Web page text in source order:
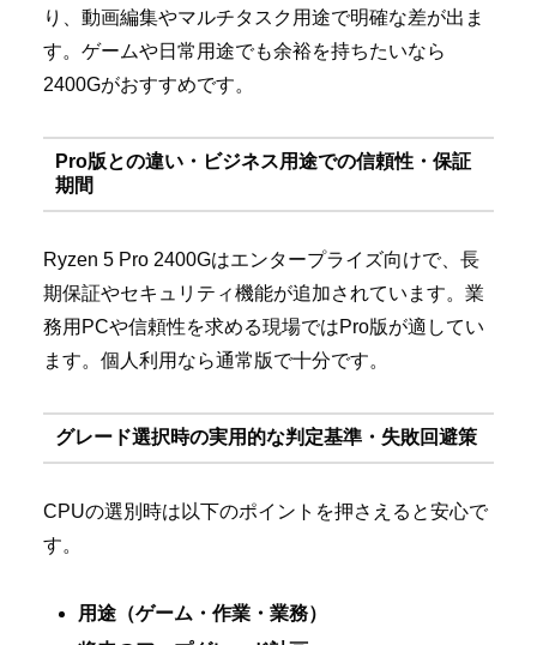
り、動画編集やマルチタスク用途で明確な差が出ま
す。ゲームや日常用途でも余裕を持ちたいなら
2400Gがおすすめです。
Pro版との違い・ビジネス用途での信頼性・保証
期間
Ryzen 5 Pro 2400Gはエンタープライズ向けで、長
期保証やセキュリティ機能が追加されています。業
務用PCや信頼性を求める現場ではPro版が適してい
ます。個人利用なら通常版で十分です。
グレード選択時の実用的な判定基準・失敗回避策
CPUの選別時は以下のポイントを押さえると安心で
す。
用途（ゲーム・作業・業務）